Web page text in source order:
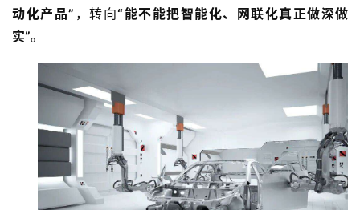
动化产品” ，转向“能不能把智能化、网联化真正做深做
实”。